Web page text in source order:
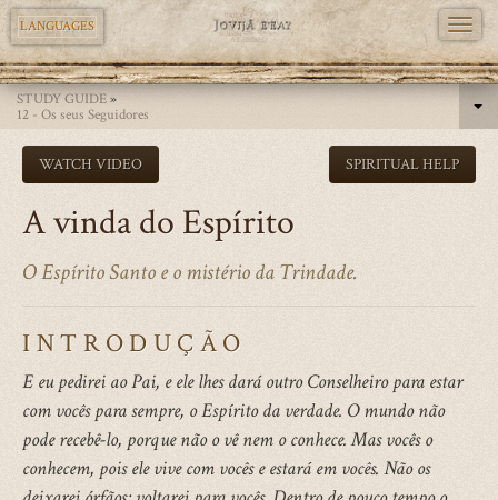
Skip
main
content
LANGUAGES
STUDY GUIDE»
12 - Os seus Seguidores
WATCH VIDEO SPIRITUAL HELP
A vinda do Espírito
O Espírito Santo e o mistério da Trindade.
INTRODUÇÃO
E eu pedirei ao Pai, e ele lhes dará outro Conselheiro para estar
com vocês para sempre, o Espírito da verdade. O mundo não
pode recebê-lo, porque não o vê nem o conhece. Mas vocês o
conhecem, pois ele vive com vocês e estará em vocês. Não os